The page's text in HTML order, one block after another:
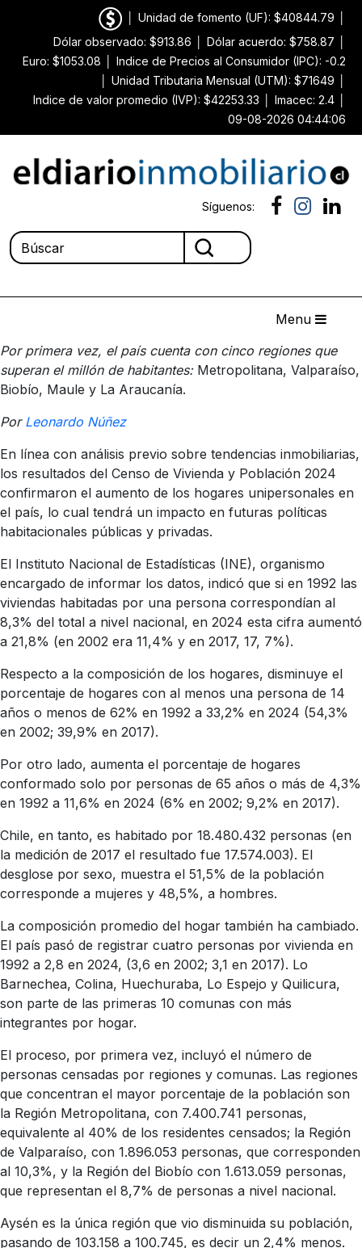
Unidad de fomento (UF): $40844.79
Dólar observado: $913.86
Dólar acuerdo: $758.87
Euro: $1053.08
Indice de Precios al Consumidor (IPC): -0.2
Unidad Tributaria Mensual (UTM): $71649
Indice de valor promedio (IVP): $42253.33
Imacec: 2.4
09-08-2026 04:44:06
Síguenos:
Menu
Por primera vez, el país cuenta con cinco regiones que
superan el millón de habitantes: Metropolitana, Valparaíso,
Biobío, Maule y La Araucanía.
Por Leonardo Núñez
En línea con análisis previo sobre tendencias inmobiliarias,
los resultados del Censo de Vivienda y Población 2024
confirmaron el aumento de los hogares unipersonales en
el país, lo cual tendrá un impacto en futuras políticas
habitacionales públicas y privadas.
El Instituto Nacional de Estadísticas (INE), organismo
encargado de informar los datos, indicó que si en 1992 las
viviendas habitadas por una persona correspondían al
8,3% del total a nivel nacional, en 2024 esta cifra aumentó
a 21,8% (en 2002 era 11,4% y en 2017, 17, 7%).
Respecto a la composición de los hogares, disminuye el
porcentaje de hogares con al menos una persona de 14
años o menos de 62% en 1992 a 33,2% en 2024 (54,3%
en 2002; 39,9% en 2017).
Por otro lado, aumenta el porcentaje de hogares
conformado solo por personas de 65 años o más de 4,3%
en 1992 a 11,6% en 2024 (6% en 2002; 9,2% en 2017).
Chile, en tanto, es habitado por 18.480.432 personas (en
la medición de 2017 el resultado fue 17.574.003). El
desglose por sexo, muestra el 51,5% de la población
corresponde a mujeres y 48,5%, a hombres.
La composición promedio del hogar también ha cambiado.
El país pasó de registrar cuatro personas por vivienda en
1992 a 2,8 en 2024, (3,6 en 2002; 3,1 en 2017). Lo
Barnechea, Colina, Huechuraba, Lo Espejo y Quilicura,
son parte de las primeras 10 comunas con más
integrantes por hogar.
El proceso, por primera vez, incluyó el número de
personas censadas por regiones y comunas. Las regiones
que concentran el mayor porcentaje de la población son
la Región Metropolitana, con 7.400.741 personas,
equivalente al 40% de los residentes censados; la Región
de Valparaíso, con 1.896.053 personas, que corresponden
al 10,3%, y la Región del Biobío con 1.613.059 personas,
que representan el 8,7% de personas a nivel nacional.
Aysén es la única región que vio disminuida su población,
pasando de 103.158 a 100.745, es decir un 2,4% menos.